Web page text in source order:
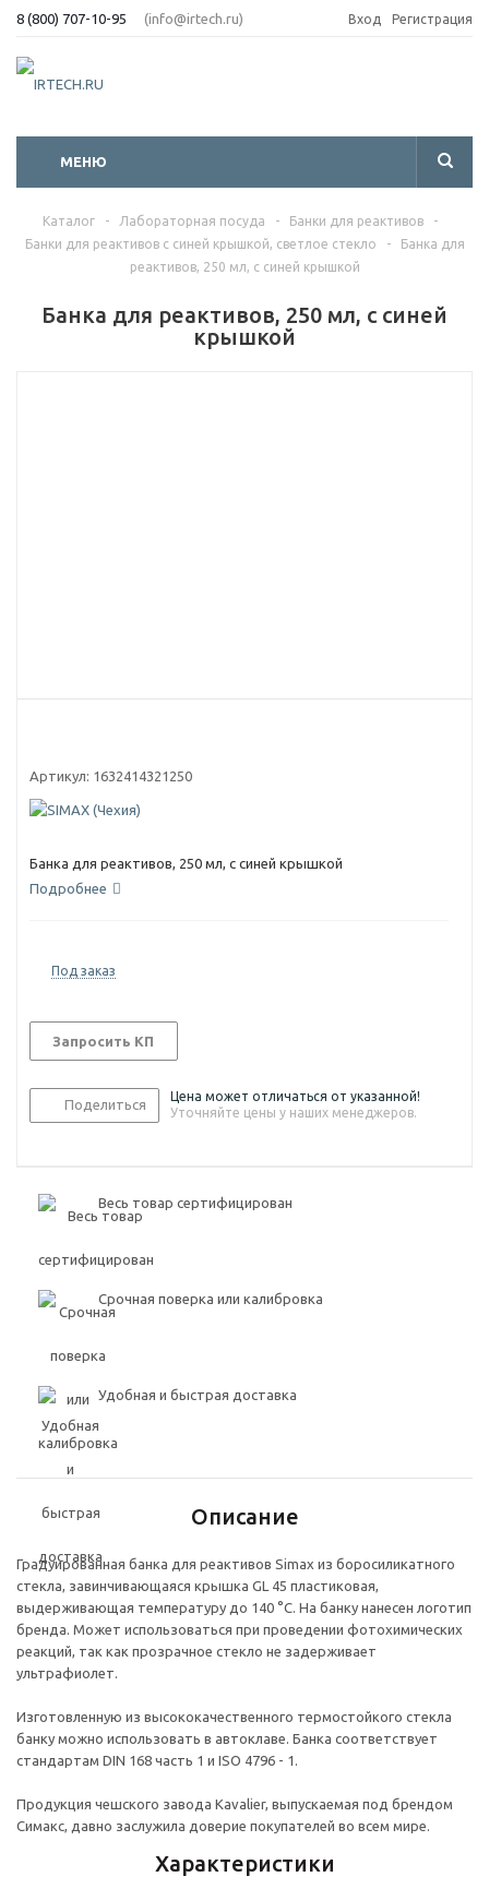
8 (800) 707-10-95 (info@irtech.ru) Вход Регистрация
МЕНЮ
Каталог - Лабораторная посуда - Банки для реактивов
-
Банки для реактивов с синей крышкой, светлое стекло
-
Банка для
реактивов, 250 мл, с синей крышкой
Банка для реактивов, 250 мл, с синей
крышкой
Артикул: 1632414321250
Банка для реактивов, 250 мл, с синей крышкой
Подробнее
Под заказ
Запросить КП
Поделиться
Цена может отличаться от указанной!
Уточняйте цены у наших менеджеров.
Весь товар сертифицирован
Срочная поверка или калибровка
Удобная и быстрая доставка
Описание
Градуированная банка для реактивов Simax из боросиликатного
стекла, завинчивающаяся крышка GL 45 пластиковая,
выдерживающая температуру до 140 °C. На банку нанесен логотип
бренда. Может использоваться при проведении фотохимических
реакций, так как прозрачное стекло не задерживает
ультрафиолет.
Изготовленную из высококачественного термостойкого стекла
банку можно использовать в автоклаве. Банка соответствует
стандартам DIN 168 часть 1 и ISO 4796 - 1.
Продукция чешского завода Kavalier, выпускаемая под брендом
Симакс, давно заслужила доверие покупателей во всем мире.
Характеристики